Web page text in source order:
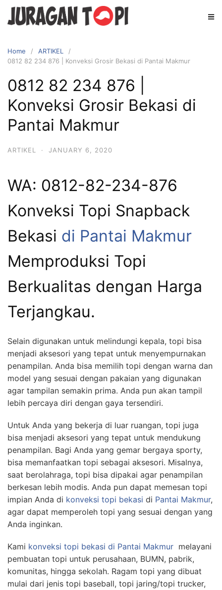
Skip
Home
ARTIKEL
0812 82 234 876 | Konveksi Grosir Bekasi di Pantai Makmur
0812 82 234 876 |
Konveksi Grosir Bekasi di
Pantai Makmur
ARTIKEL · JANUARY 6, 2020
WA: 0812-82-234-876
Konveksi Topi Snapback
Bekasi di Pantai Makmur
Memproduksi Topi
Berkualitas dengan Harga
Terjangkau.
Selain digunakan untuk melindungi kepala, topi bisa
menjadi aksesori yang tepat untuk menyempurnakan
penampilan. Anda bisa memilih topi dengan warna dan
model yang sesuai dengan pakaian yang digunakan
agar tampilan semakin prima. Anda pun akan tampil
lebih percaya diri dengan gaya tersendiri.
Untuk Anda yang bekerja di luar ruangan, topi juga
bisa menjadi aksesori yang tepat untuk mendukung
penampilan. Bagi Anda yang gemar bergaya sporty,
bisa memanfaatkan topi sebagai aksesori. Misalnya,
saat berolahraga, topi bisa dipakai agar penampilan
berkesan lebih modis. Anda pun dapat memesan topi
impian Anda di konveksi topi bekasi di Pantai Makmur,
agar dapat memperoleh topi yang sesuai dengan yang
Anda inginkan.
Kami konveksi topi bekasi di Pantai Makmur melayani
pembuatan topi untuk perusahaan, BUMN, pabrik,
komunitas, hingga sekolah. Ragam topi yang dibuat
mulai dari jenis topi baseball, topi jaring/topi trucker,